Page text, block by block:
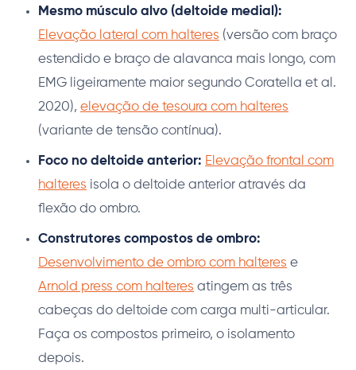
Mesmo músculo alvo (deltoide medial):
Elevação lateral com halteres (versão com braço
estendido e braço de alavanca mais longo, com
EMG ligeiramente maior segundo Coratella et al.
2020), elevação de tesoura com halteres
(variante de tensão contínua).
Foco no deltoide anterior: Elevação frontal com
halteres isola o deltoide anterior através da
flexão do ombro.
Construtores compostos de ombro:
Desenvolvimento de ombro com halteres e
Arnold press com halteres atingem as três
cabeças do deltoide com carga multi-articular.
Faça os compostos primeiro, o isolamento
depois.